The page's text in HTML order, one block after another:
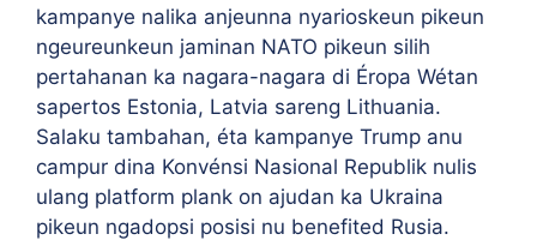
kampanye nalika anjeunna nyarioskeun pikeun
ngeureunkeun jaminan NATO pikeun silih
pertahanan ka nagara-nagara di Éropa Wétan
sapertos Estonia, Latvia sareng Lithuania.
Salaku tambahan, éta kampanye Trump anu
campur dina Konvénsi Nasional Republik nulis
ulang platform plank on ajudan ka Ukraina
pikeun ngadopsi posisi nu benefited Rusia.